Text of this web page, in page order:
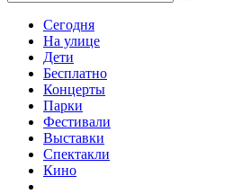
Сегодня
На улице
Дети
Бесплатно
Концерты
Парки
Фестивали
Выставки
Спектакли
Кино